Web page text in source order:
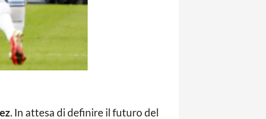
. In attesa di definire il futuro del